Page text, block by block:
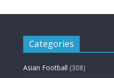
Categories
Asian Football (308)